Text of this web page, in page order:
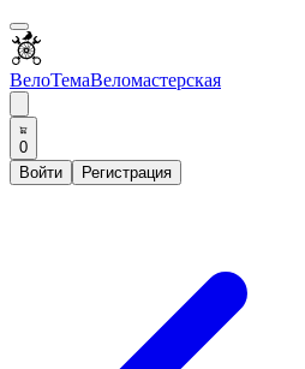
ВелоТемаВеломастерская
0
Войти
Регистрация